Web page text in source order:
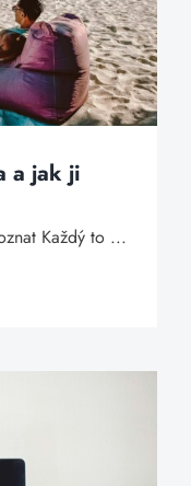
a jak ji
Každý to ...